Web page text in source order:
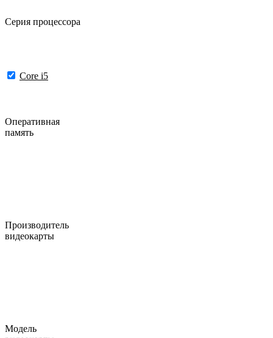
Серия процессора
Core i5
Оперативная
память
Производитель
видеокарты
Модель